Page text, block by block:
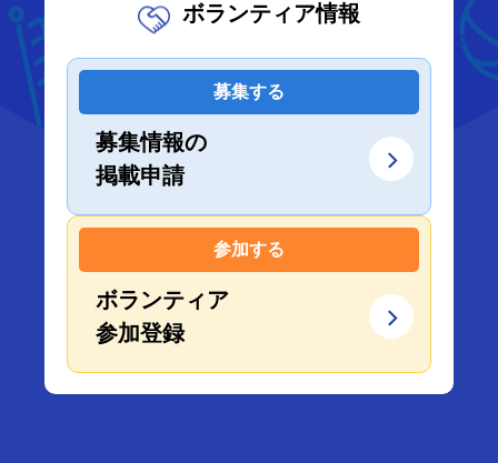
ボランティア情報
募集する
募集情報の
掲載申請
参加する
ボランティア
参加登録